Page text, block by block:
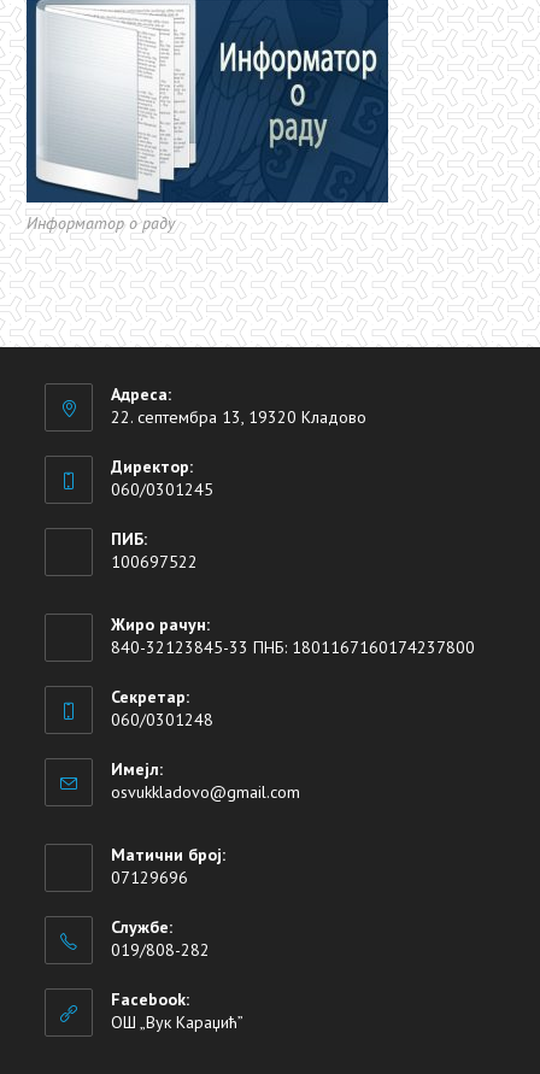
Информатор о раду
Адреса:
22. септембра 13, 19320 Кладово
Директор:
060/0301245
ПИБ:
100697522
Жиро рачун:
840-32123845-33 ПНБ: 1801167160174237800
Секретар:
060/0301248
Имејл:
osvukkladovo@gmail.com
Матични број:
07129696
Службе:
019/808-282
Facebook:
ОШ „Вук Караџић”